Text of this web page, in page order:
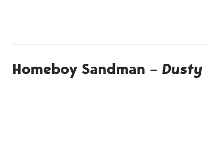
Homeboy Sandman – Dusty